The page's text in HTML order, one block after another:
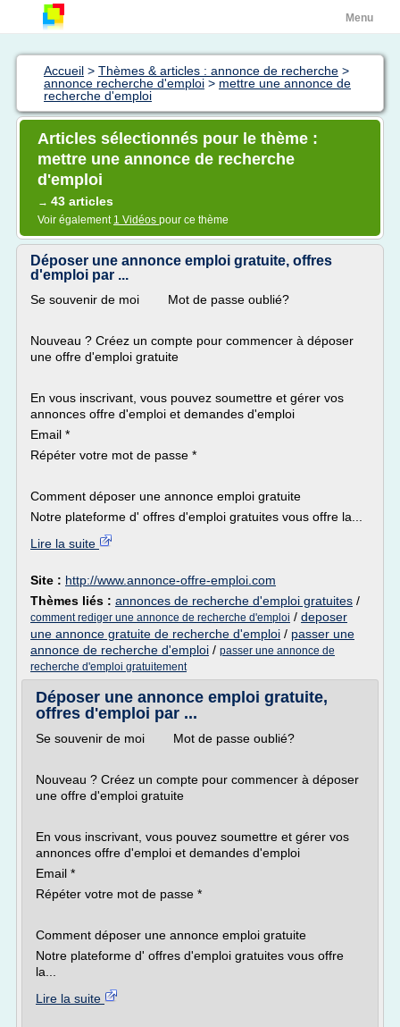
Menu
Accueil > Thèmes & articles : annonce de recherche >
annonce recherche d'emploi > mettre une annonce de
recherche d'emploi
Articles sélectionnés pour le thème :
mettre une annonce de recherche
d'emploi
→ 43 articles
Voir également 1 Vidéos pour ce thème
Déposer une annonce emploi gratuite, offres
d'emploi par ...
Se souvenir de moi Mot de passe oublié?
Nouveau ? Créez un compte pour commencer à déposer
une offre d'emploi gratuite
En vous inscrivant, vous pouvez soumettre et gérer vos
annonces offre d'emploi et demandes d'emploi
Email *
Répéter votre mot de passe *
Comment déposer une annonce emploi gratuite
Notre plateforme d' offres d'emploi gratuites vous offre la...
Lire la suite
Site : http://www.annonce-offre-emploi.com
Thèmes liés : annonces de recherche d'emploi gratuites /
comment rediger une annonce de recherche d'emploi / deposer
une annonce gratuite de recherche d'emploi / passer une
annonce de recherche d'emploi / passer une annonce de
recherche d'emploi gratuitement
Déposer une annonce emploi gratuite,
offres d'emploi par ...
Se souvenir de moi Mot de passe oublié?
Nouveau ? Créez un compte pour commencer à déposer
une offre d'emploi gratuite
En vous inscrivant, vous pouvez soumettre et gérer vos
annonces offre d'emploi et demandes d'emploi
Email *
Répéter votre mot de passe *
Comment déposer une annonce emploi gratuite
Notre plateforme d' offres d'emploi gratuites vous offre
la...
Lire la suite